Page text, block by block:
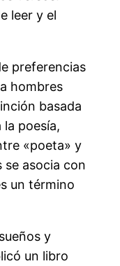
leer y el
preferencias
hombres
basada
poesía,
«poeta» y
se asocia con
un término
y
un libro